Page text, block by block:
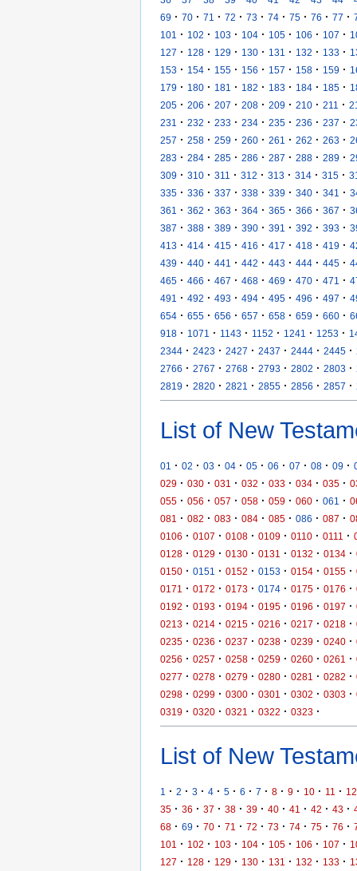
69 · 70 · 71 · 72 · 73 · 74 · 75 · 76 · 77 ·
101
· 102 · 103 · 104 · 105 · 106 · 107 ·
127 · 128 · 129 · 130 · 131 · 132 · 133 ·
153 · 154 · 155 · 156 · 157 · 158 · 159 ·
179 · 180 · 181 · 182 · 183 · 184 · 185 ·
205 · 206 · 207 · 208 · 209 · 210 · 211 ·
231
· 232 · 233 · 234 · 235 · 236 · 237 ·
257 · 258 · 259 · 260 · 261 · 262 · 263 ·
283 · 284 · 285 · 286 · 287 · 288 · 289 ·
309 · 310 · 311 · 312 · 313 · 314 · 315 ·
335 · 336 · 337 · 338 · 339 · 340 · 341 ·
361
· 362 · 363 · 364 · 365 · 366 · 367 ·
387 · 388 · 389 · 390 · 391 · 392 · 393 ·
413 · 414 · 415 · 416 · 417 · 418 · 419 ·
439 · 440 · 441 · 442 · 443 · 444 · 445 ·
465 · 466 · 467 · 468 · 469 · 470 · 471 ·
491
· 492 · 493 · 494 · 495 · 496 · 497 ·
654 · 655 · 656 · 657 · 658 · 659 · 660 ·
918 · 1071 · 1143 · 1152 · 1241 · 1253 ·
2344 · 2423 · 2427 · 2437 · 2444 · 2445 ·
2766 · 2767 · 2768 · 2793 · 2802 · 2803 ·
2819 · 2820 · 2821 · 2855 · 2856 · 2857 ·
List of New
01 · 02 · 03 · 04 · 05 · 06 · 07 · 08 · 09 ·
029 · 030 · 031 · 032 · 033 · 034 · 035 ·
055 · 056 · 057 · 058 · 059 · 060 · 061 ·
081
· 082 · 083 · 084 · 085 · 086 · 087 ·
0106 · 0107 · 0108 · 0109 · 0110 · 0111 ·
0128 · 0129 · 0130 · 0131 · 0132 · 0134 ·
0150 · 0151 · 0152 · 0153 · 0154 · 0155 ·
0171
· 0172 · 0173 · 0174 · 0175 · 0176 ·
0192 · 0193 · 0194 · 0195 · 0196 · 0197 ·
0213 · 0214 · 0215 · 0216 · 0217 · 0218 ·
0235 · 0236 · 0237 · 0238 · 0239 · 0240 ·
0256 · 0257 · 0258 · 0259 · 0260 · 0261 ·
0277 · 0278 · 0279 · 0280 · 0281 · 0282 ·
0298 · 0299 · 0300 · 0301 · 0302 · 0303 ·
0319 · 0320 · 0321 · 0322 · 0323 ·
List of New
1 · 2 · 3 · 4 · 5 · 6 · 7 · 8 · 9 · 10 · 11 · 12
35 · 36 · 37 · 38 · 39 · 40 · 41 · 42 · 43 ·
68 · 69 · 70 · 71 · 72 · 73 · 74 · 75 · 76 ·
101
· 102 · 103 · 104 · 105 · 106 · 107 ·
127 · 128 · 129 · 130 · 131 · 132 · 133 ·